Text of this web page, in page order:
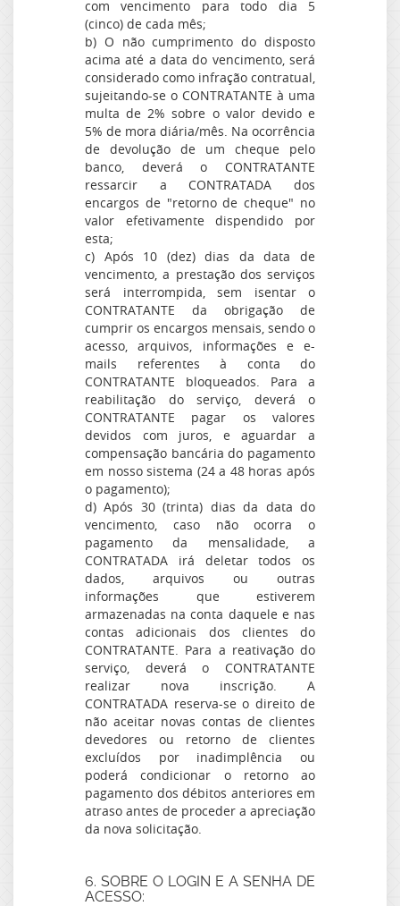
com vencimento para todo dia 5
(cinco) de cada mês;
b) O não cumprimento do disposto
acima até a data do vencimento, será
considerado como infração contratual,
sujeitando-se o CONTRATANTE à uma
multa de 2% sobre o valor devido e
5% de mora diária/mês. Na ocorrência
de devolução de um cheque pelo
banco, deverá o CONTRATANTE
ressarcir a CONTRATADA dos
encargos de "retorno de cheque" no
valor efetivamente dispendido por
esta;
c) Após 10 (dez) dias da data de
vencimento, a prestação dos serviços
será interrompida, sem isentar o
CONTRATANTE da obrigação de
cumprir os encargos mensais, sendo o
acesso, arquivos, informações e e-
mails referentes à conta do
CONTRATANTE bloqueados. Para a
reabilitação do serviço, deverá o
CONTRATANTE pagar os valores
devidos com juros, e aguardar a
compensação bancária do pagamento
em nosso sistema (24 a 48 horas após
o pagamento);
d) Após 30 (trinta) dias da data do
vencimento, caso não ocorra o
pagamento da mensalidade, a
CONTRATADA irá deletar todos os
dados, arquivos ou outras
informações que estiverem
armazenadas na conta daquele e nas
contas adicionais dos clientes do
CONTRATANTE. Para a reativação do
serviço, deverá o CONTRATANTE
realizar nova inscrição. A
CONTRATADA reserva-se o direito de
não aceitar novas contas de clientes
devedores ou retorno de clientes
excluídos por inadimplência ou
poderá condicionar o retorno ao
pagamento dos débitos anteriores em
atraso antes de proceder a apreciação
da nova solicitação.
6. SOBRE O LOGIN E A SENHA DE
ACESSO: